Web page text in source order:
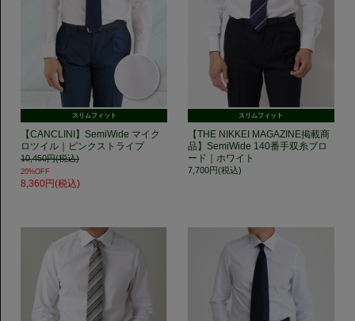
スリムフィット
【CANCLINI】SemiWide マイク
ロツイル｜ピンクストライプ
10,450円(税込)
20%OFF
8,360円(税込)
スリムフィット
【THE NIKKEI MAGAZINE掲載商
品】SemiWide 140番手双糸ブロ
ード｜ホワイト
7,700円(税込)